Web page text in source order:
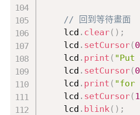
// 回到等待畫面
    lcd
. clear( ) ;
    lcd
. setCursor( 0
    lcd
. print ( "Put
    lcd
. setCursor( 0
    lcd
. print ( "for
    lcd
. setCursor(
    lcd
. blink( ) ;